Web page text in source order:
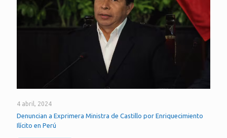
4 abril, 2024
Denuncian a Exprimera Ministra de Castillo por Enriquecimiento
Ilícito en Perú